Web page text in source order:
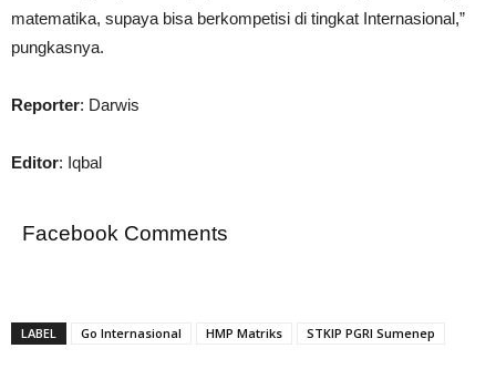
matematika, supaya bisa berkompetisi di tingkat Internasional,”
pungkasnya.
Reporter: Darwis
Editor: Iqbal
Facebook Comments
LABEL Go Internasional HMP Matriks STKIP PGRI Sumenep